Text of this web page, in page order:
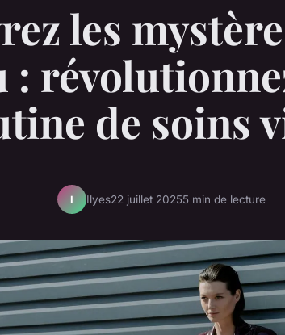
les
:
de soins
I Ilyes22 juillet 20255 min de lecture